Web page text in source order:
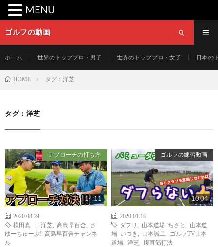
ゴルフの動画
ホーム 世界のトッププロ・男子 世界のトッププロ・女子 日本の
HOME タグ：洋芝
タグ：洋芝
アプローチの打ち方
14:11
2020.08.29
横田真一
洋芝 高島早百合
さ
ゆーちゅーぶ! 高島早百合チャンネ
ル
ゴルフの練習動画
10:04
2020.01.18
ダフリ
山本道場 ちさと
山本道
場 いつき
山本誠二
ゴルフTV山本
道場
洋芝 腹直筋打法
MENU